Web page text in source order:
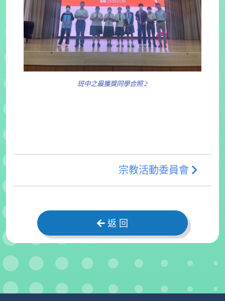
班中之最獲獎同學合照 2
宗教活動委員會
返 回